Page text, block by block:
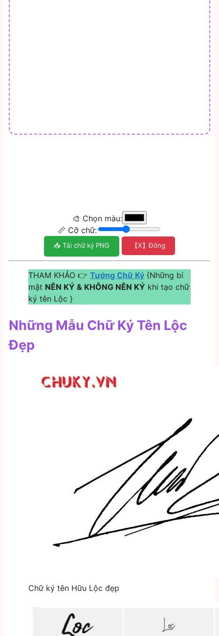
🎨 Chọn màu:
📏 Cỡ chữ:
📥 Tải chữ ký PNG 【X】Đóng
THAM KHẢO 👉 Tướng Chữ Ký {Những bí
mật NÊN KÝ & KHÔNG NÊN KÝ khi tạo chữ
ký tên Lộc }
Những Mẫu Chữ Ký Tên Lộc
Đẹp
Chữ ký tên Hữu Lộc đẹp